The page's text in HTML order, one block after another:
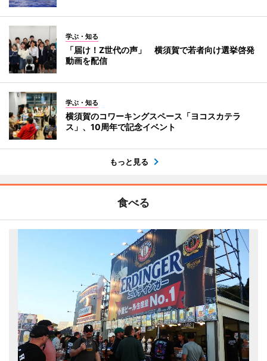
学ぶ・知る
「届け！Z世代の声」 横須賀で若者向け選挙啓発
動画を配信
学ぶ・知る
横須賀のコワーキングスペース「ヨコスカテラ
ス」、10周年で記念イベント
もっと見る
食べる